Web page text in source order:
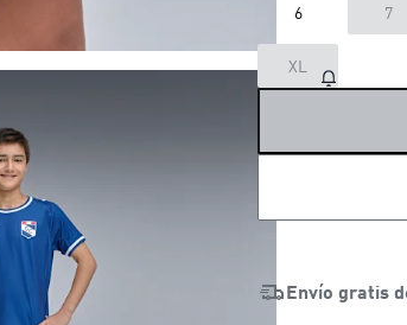
6 7
XL
Envío gratis